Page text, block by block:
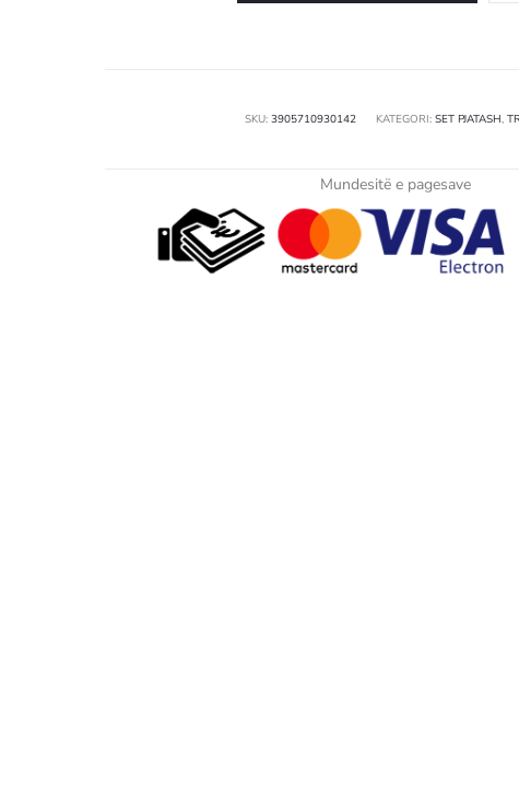
SKU: 3905710930142 KATEGORI: SET PJATASH,
Mundesitë e pagesave